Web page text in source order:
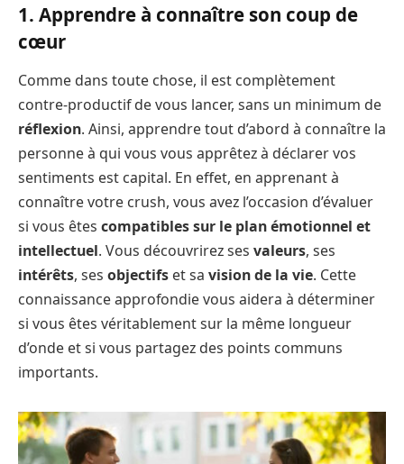
1. Apprendre à connaître son coup de
cœur
Comme dans toute chose, il est complètement
contre-productif de vous lancer, sans un minimum de
réflexion. Ainsi, apprendre tout d’abord à connaître la
personne à qui vous vous apprêtez à déclarer vos
sentiments est capital. En effet, en apprenant à
connaître votre crush, vous avez l’occasion d’évaluer
si vous êtes compatibles sur le plan émotionnel et
intellectuel. Vous découvrirez ses valeurs, ses
intérêts, ses objectifs et sa vision de la vie. Cette
connaissance approfondie vous aidera à déterminer
si vous êtes véritablement sur la même longueur
d’onde et si vous partagez des points communs
importants.